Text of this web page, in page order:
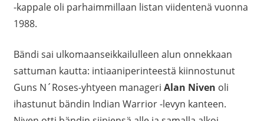
-kappale oli parhaimmillaan listan viidentenä vuonna
1988.
Bändi sai ulkomaanseikkailulleen alun onnekkaan
sattuman kautta: intiaaniperinteestä kiinnostunut
Guns N´Roses-yhtyeen manageri Alan Niven oli
ihastunut bändin Indian Warrior -levyn kanteen.